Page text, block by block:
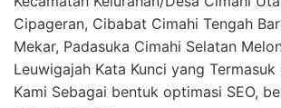
Cipageran, Cibabat Cimahi Tengah
Mekar, Padasuka Cimahi Selatan
Leuwigajah Kata Kunci yang
Kami Sebagai bentuk optimasi SEO,